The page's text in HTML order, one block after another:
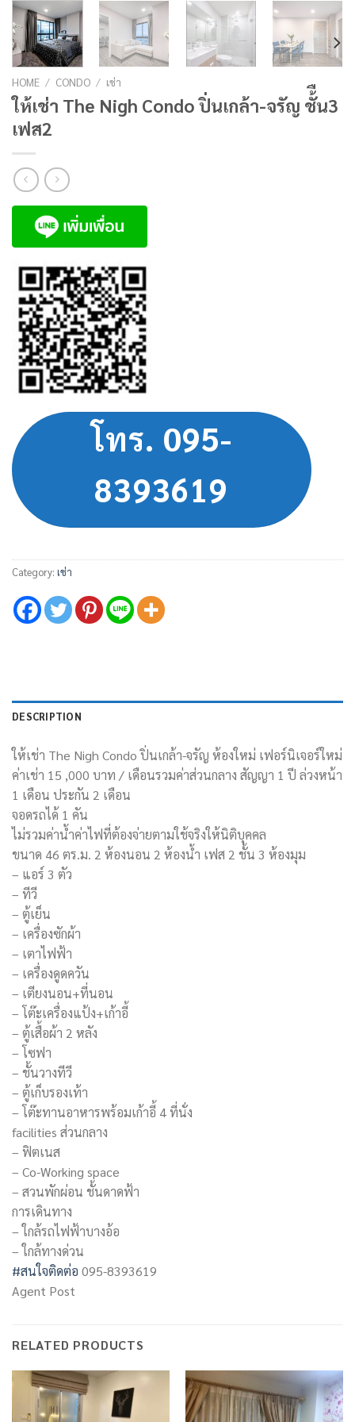
HOME / CONDO / เช่า
ให้เช่า The Nigh Condo ปิ่นเกล้า-จรัญ ชั้ืน3
เฟส2
โทร. 095-
8393619
Category: เช่า
DESCRIPTION
ให้เช่า The Nigh Condo ปิ่นเกล้า-จรัญ ห้องใหม่ เฟอร์นิเจอร์ใหม่
ค่าเช่า 15 ,000 บาท / เดือนรวมค่าส่วนกลาง สัญญา 1 ปี ล่วงหน้า
1 เดือน ประกัน 2 เดือน
จอดรถได้ 1 คัน
ไม่รวมค่าน้ำค่าไฟที่ต้องจ่ายตามใช้จริงให้นิติบุคคล
ขนาด 46 ตร.ม. 2 ห้องนอน 2 ห้องน้ำ เฟส 2 ชั้น 3 ห้องมุม
– แอร์ 3 ตัว
– ทีวี
– ตู้เย็น
– เครื่องซักผ้า
– เตาไฟฟ้า
– เครื่องดูดควัน
– เตียงนอน+ที่นอน
– โต๊ะเครื่องแป้ง+เก้าอี้
– ตู้เสื้อผ้า 2 หลัง
– โซฟา
– ชั้นวางทีวี
– ตู้เก็บรองเท้า
– โต๊ะทานอาหารพร้อมเก้าอี้ 4 ที่นั่ง
facilities ส่วนกลาง
– ฟิตเนส
– Co-Working space
– สวนพักผ่อน ชั้นดาดฟ้า
การเดินทาง
– ใกล้รถไฟฟ้าบางอ้อ
– ใกล้ทางด่วน
#สนใจติดต่อ 095-8393619
Agent Post
RELATED PRODUCTS